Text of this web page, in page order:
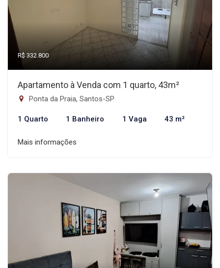
R$ 332.800
Apartamento à Venda com 1 quarto, 43m²
Ponta da Praia, Santos-SP
1 Quarto 1 Banheiro 1 Vaga 43 m²
Mais informações